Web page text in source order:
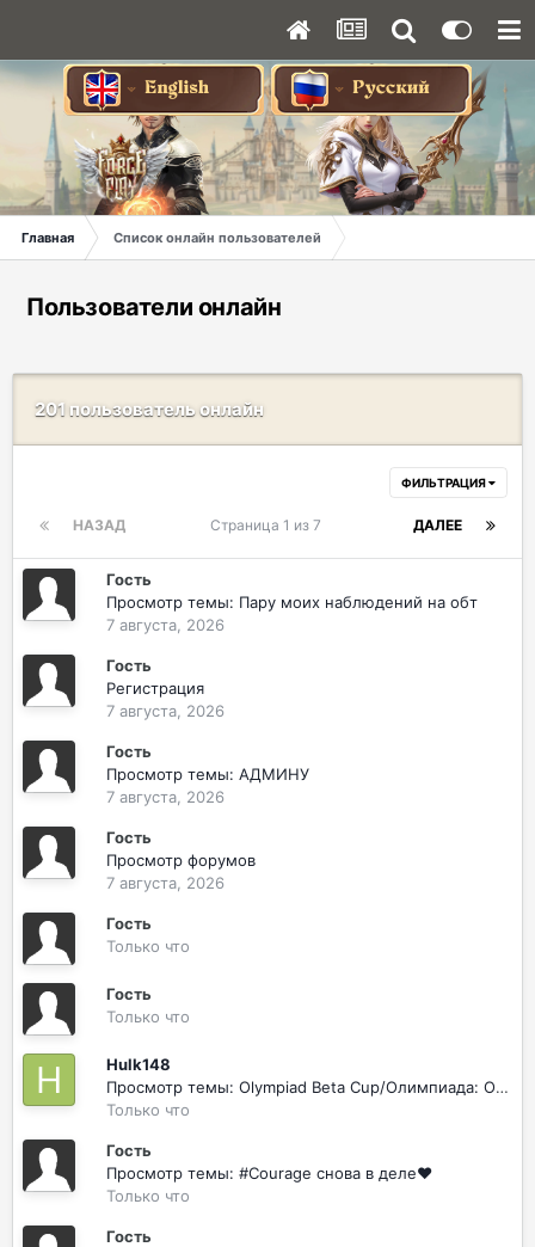
Главная Список онлайн пользователей
Пользователи онлайн
201 пользователь онлайн
ФИЛЬТРАЦИЯ
НАЗАД ДАЛЕЕ
Страница 1 из 7
Гость
Просмотр темы: Пару моих наблюдений на обт
7 августа, 2026
Гость
Регистрация
7 августа, 2026
Гость
Просмотр темы: АДМИНУ
7 августа, 2026
Гость
Просмотр форумов
7 августа, 2026
Гость
Только что
Гость
Только что
Hulk148
Просмотр темы: Olympiad Beta Cup/Олимпиада: ОБТ-Кубок!
Только что
Гость
Просмотр темы: #Courage снова в деле♥
Только что
Гость